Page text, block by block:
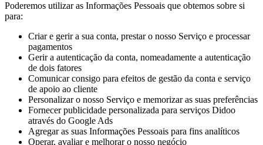
Poderemos utilizar as Informações Pessoais que obtemos sobre si
para:
Criar e gerir a sua conta, prestar o nosso Serviço e processar
pagamentos
Gerir a autenticação da conta, nomeadamente a autenticação
de dois fatores
Comunicar consigo para efeitos de gestão da conta e serviço
de apoio ao cliente
Personalizar o nosso Serviço e memorizar as suas preferências
Fornecer publicidade personalizada para serviços Didoo
através do Google Ads
Agregar as suas Informações Pessoais para fins analíticos
Operar, avaliar e melhorar o nosso negócio